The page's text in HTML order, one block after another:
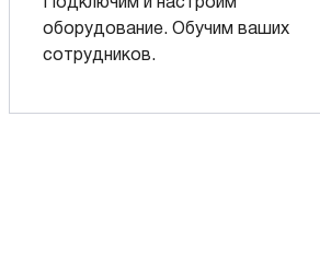
Подключим и настроим
оборудование. Обучим ваших
сотрудников.